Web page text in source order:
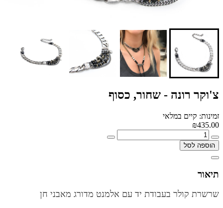
צ'וקר רונה - שחור, כסוף
זמינות: קיים במלאי
₪435.00
הוספה לסל
תיאור
שרשרת קולר בעבודת יד עם אלמנט מדורג מאבני חן